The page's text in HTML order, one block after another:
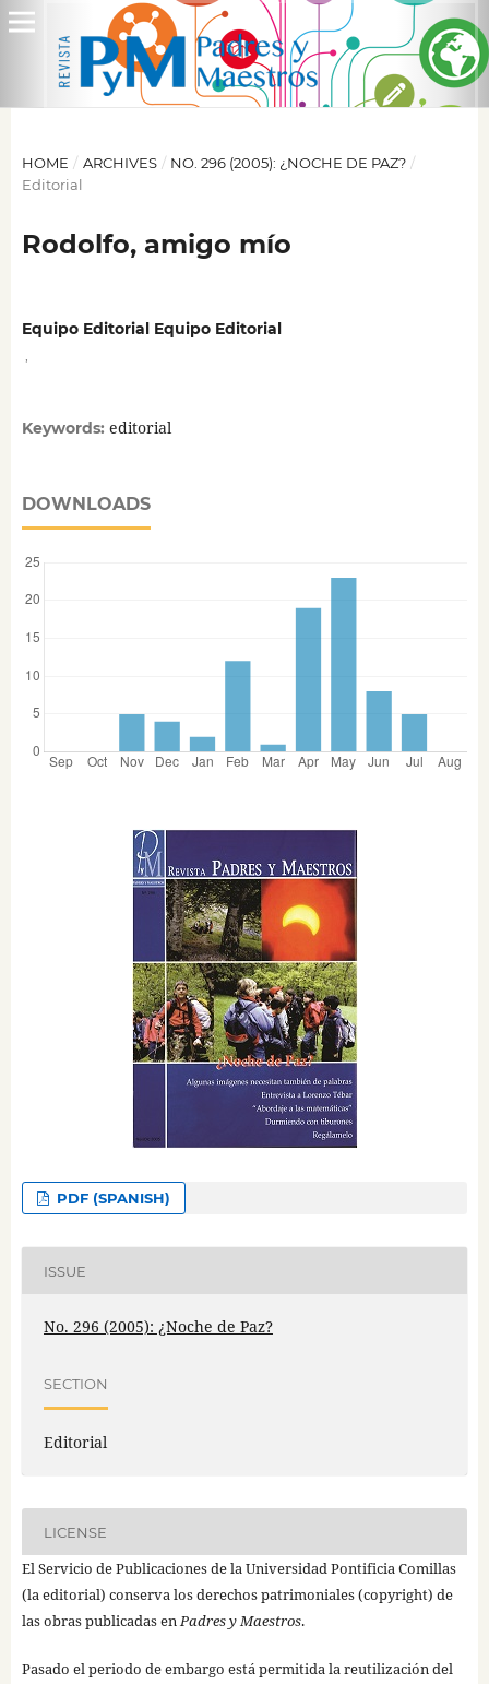
HOME / ARCHIVES / NO. 296 (2005): ¿NOCHE DE PAZ? /
Editorial
Rodolfo, amigo mío
Equipo Editorial Equipo Editorial
Keywords: editorial
DOWNLOADS
PDF (SPANISH)
ISSUE
No. 296 (2005): ¿Noche de Paz?
SECTION
Editorial
LICENSE
El Servicio de Publicaciones de la Universidad Pontificia Comillas
(la editorial) conserva los derechos patrimoniales (copyright) de
las obras publicadas enPadres y Maestros.
Pasado el periodo de embargo está permitida la reutilización del